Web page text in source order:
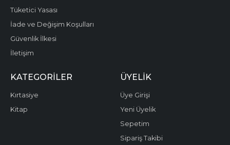
Tüketici Yasası
İade ve Değişim Koşulları
Güvenlik İlkesi
İletişim
KATEGORILER
Kırtasiye
Kitap
ÜYELIK
Üye Girişi
Yeni Üyelik
Sepetim
Sipariş Takibi